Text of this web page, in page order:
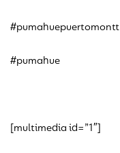
#pumahuepuertomontt
#pumahue
[multimedia id=”1″]